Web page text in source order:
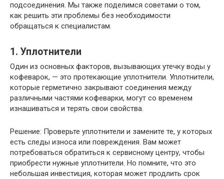
подсоединения. Мы также поделимся советами о том,
как решить эти проблемы без необходимости
обращаться к специалистам.
1. Уплотнители
Один из основных факторов, вызывающих утечку воды у
кофеварок, — это протекающие уплотнители. Уплотнители,
которые герметично закрывают соединения между
различными частями кофеварки, могут со временем
изнашиваться и терять свои свойства.
Решение: Проверьте уплотнители и замените те, у которых
есть следы износа или повреждения. Вам может
потребоваться обратиться к сервисному центру, чтобы
приобрести нужные уплотнители. Но помните, что это
небольшая инвестиция, которая может продлить срок